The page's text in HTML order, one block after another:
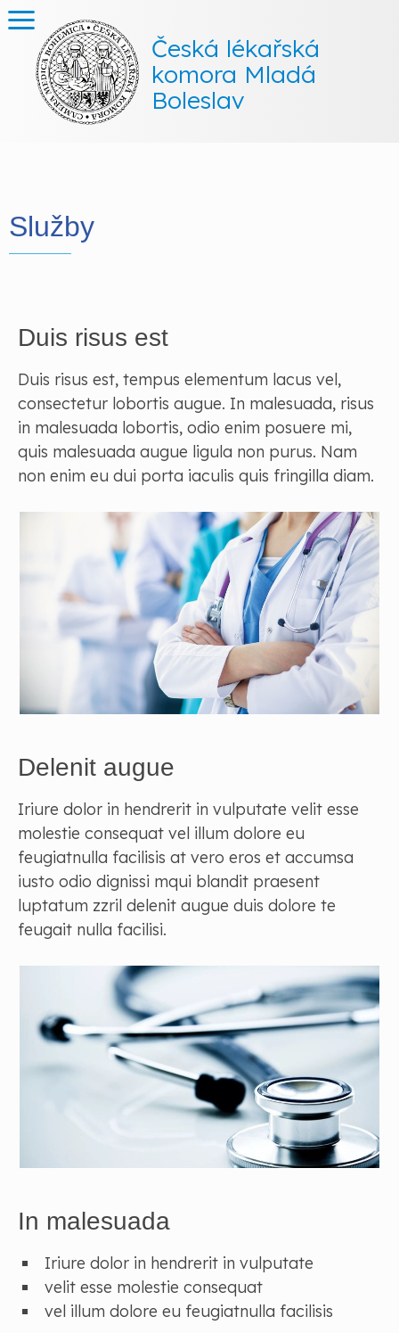
Česká lékařská
komora Mladá
Boleslav
Služby
Duis risus est
Duis risus est, tempus elementum lacus vel,
consectetur lobortis augue. In malesuada, risus
in malesuada lobortis, odio enim posuere mi,
quis malesuada augue ligula non purus. Nam
non enim eu dui porta iaculis quis fringilla diam.
Delenit augue
Iriure dolor in hendrerit in vulputate velit esse
molestie consequat vel illum dolore eu
feugiatnulla facilisis at vero eros et accumsa
iusto odio dignissi mqui blandit praesent
luptatum zzril delenit augue duis dolore te
feugait nulla facilisi.
In malesuada
Iriure dolor in hendrerit in vulputate
velit esse molestie consequat
vel illum dolore eu feugiatnulla facilisis